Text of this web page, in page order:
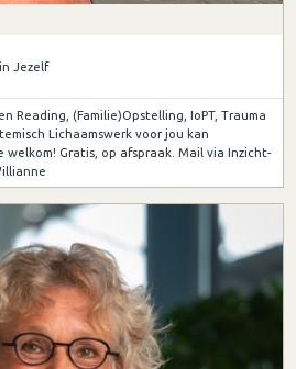
Jezelf
Reading, (Familie)Opstelling, IoPT, Trauma
Lichaamswerk voor jou kan
Gratis, op afspraak. Mail via Inzicht-